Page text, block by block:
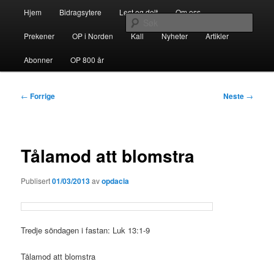
Dominikanerordenen i Norden
Hjem Bidragsytere Lest og delt Om oss
Prekener OP i Norden Kall Nyheter Artikler
Abonner OP 800 år
Innleggsnavigasjon
← Forrige Neste →
Tålamod att blomstra
Publisert01/03/2013avopdacia
Tredje söndagen i fastan: Luk 13:1-9
Tålamod att blomstra